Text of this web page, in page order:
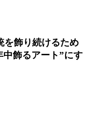
飾り続けるため
中飾るアート”にす